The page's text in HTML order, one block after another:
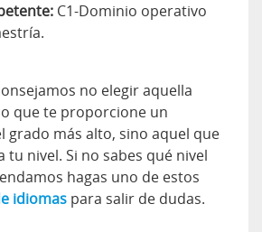
C1-Dominio operativo
no elegir aquella
que te proporcione un
grado más alto, sino aquel que
tu nivel. Si no sabes qué nivel
hagas uno de estos
idiomas para salir de dudas.